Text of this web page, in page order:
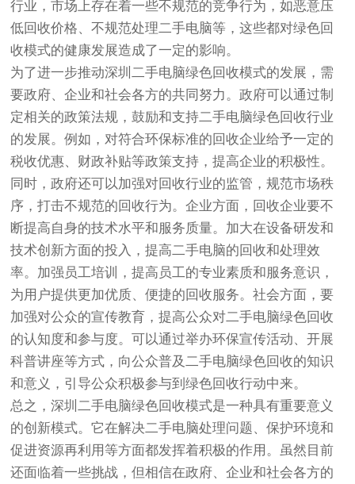
行业，市场上存在着一些不规范的竞争行为，如恶意压
低回收价格、不规范处理二手电脑等，这些都对绿色回
收模式的健康发展造成了一定的影响。
为了进一步推动深圳二手电脑绿色回收模式的发展，需
要政府、企业和社会各方的共同努力。政府可以通过制
定相关的政策法规，鼓励和支持二手电脑绿色回收行业
的发展。例如，对符合环保标准的回收企业给予一定的
税收优惠、财政补贴等政策支持，提高企业的积极性。
同时，政府还可以加强对回收行业的监管，规范市场秩
序，打击不规范的回收行为。企业方面，回收企业要不
断提高自身的技术水平和服务质量。加大在设备研发和
技术创新方面的投入，提高二手电脑的回收和处理效
率。加强员工培训，提高员工的专业素质和服务意识，
为用户提供更加优质、便捷的回收服务。社会方面，要
加强对公众的宣传教育，提高公众对二手电脑绿色回收
的认知度和参与度。可以通过举办环保宣传活动、开展
科普讲座等方式，向公众普及二手电脑绿色回收的知识
和意义，引导公众积极参与到绿色回收行动中来。
总之，深圳二手电脑绿色回收模式是一种具有重要意义
的创新模式。它在解决二手电脑处理问题、保护环境和
促进资源再利用等方面都发挥着积极的作用。虽然目前
还面临着一些挑战，但相信在政府、企业和社会各方的